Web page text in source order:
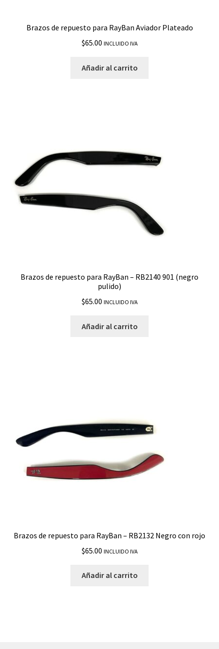
Brazos de repuesto para RayBan Aviador Plateado
$65.00 INCLUIDO IVA
Añadir al carrito
Brazos de repuesto para RayBan – RB2140 901 (negro
pulido)
$65.00 INCLUIDO IVA
Añadir al carrito
Brazos de repuesto para RayBan – RB2132 Negro con rojo
$65.00 INCLUIDO IVA
Añadir al carrito